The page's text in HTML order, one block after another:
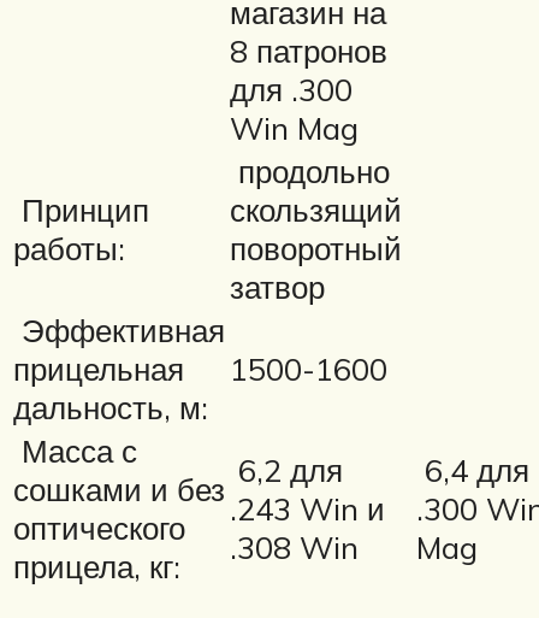
магазин на
8 патронов
для .300
Win Mag
Принцип
работы:
продольно
скользящий
поворотный
затвор
Эффективная
прицельная
дальность, м:
1500-1600
Масса с
сошками и без
оптического
прицела, кг:
6,2 для
.243 Win и
.308 Win
6,4 для
.300
Mag